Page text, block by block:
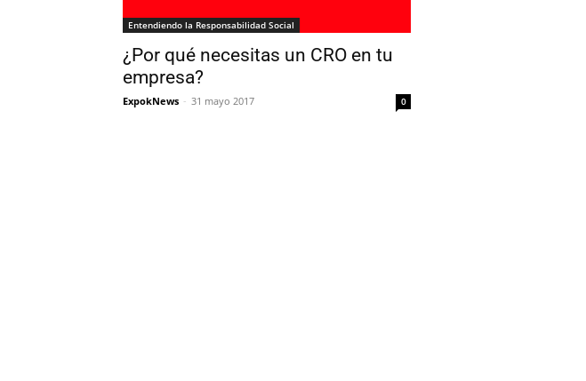
Entendiendo la Responsabilidad Social
¿Por qué necesitas un CRO en tu
empresa?
ExpokNews - 31 mayo 2017 0